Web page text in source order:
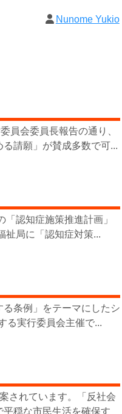
Nunome Yukio
員会委員長報告の通り、
る請願」が賛成多数で可...
認知症施策推進計画」
局に「認知症対策...
条例」をテーマにしたシ
る実行委員会主催で...
されています。「反社会
穏な市民生活を確保す